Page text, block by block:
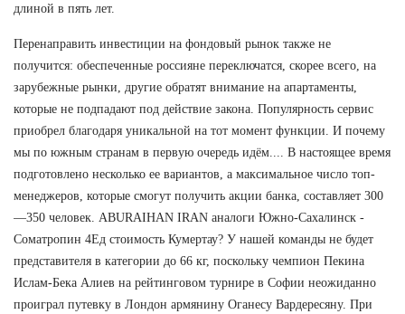
длиной в пять лет.
Перенаправить инвестиции на фондовый рынок также не
получится: обеспеченные россияне переключатся, скорее всего, на
зарубежные рынки, другие обратят внимание на апартаменты,
которые не подпадают под действие закона. Популярность сервис
приобрел благодаря уникальной на тот момент функции. И почему
мы по южным странам в первую очередь идём.... В настоящее время
подготовлено несколько ее вариантов, а максимальное число топ-
менеджеров, которые смогут получить акции банка, составляет 300
—350 человек. ABURAIHAN IRAN аналоги Южно-Сахалинск -
Cоматропин 4Ед стоимость Кумертау? У нашей команды не будет
представителя в категории до 66 кг, поскольку чемпион Пекина
Ислам-Бека Алиев на рейтинговом турнире в Софии неожиданно
проиграл путевку в Лондон армянину Оганесу Вардересяну. При